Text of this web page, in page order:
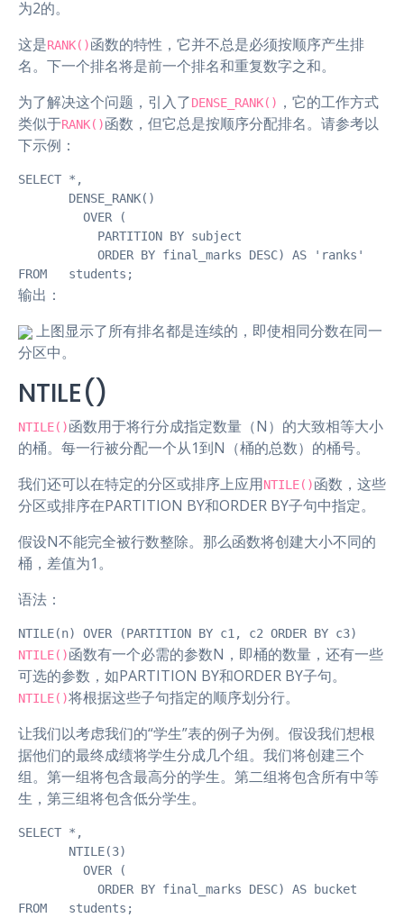
为2的。
这是RANK()函数的特性，它并不总是必须按顺序产生排
名。下一个排名将是前一个排名和重复数字之和。
为了解决这个问题，引入了DENSE_RANK() ，它的工作方式
类似于RANK()函数，但它总是按顺序分配排名。请参考以
下示例：
SELECT *,
       DENSE_RANK()
         OVER (
           PARTITION BY subject
           ORDER BY final_marks DESC) AS 'ranks'
FROM   students;
输出：
上图显示了所有排名都是连续的，即使相同分数在同一
分区中。
NTILE()
NTILE()函数用于将行分成指定数量（N）的大致相等大小
的桶。每一行被分配一个从1到N（桶的总数）的桶号。
我们还可以在特定的分区或排序上应用NTILE()函数，这些
分区或排序在PARTITION BY和ORDER BY子句中指定。
假设N不能完全被行数整除。那么函数将创建大小不同的
桶，差值为1。
语法：
NTILE(n) OVER (PARTITION BY c1, c2 ORDER BY c3)
NTILE()函数有一个必需的参数N，即桶的数量，还有一些
可选的参数，如PARTITION BY和ORDER BY子句。
NTILE()将根据这些子句指定的顺序划分行。
让我们以考虑我们的“学生”表的例子为例。假设我们想根
据他们的最终成绩将学生分成几个组。我们将创建三个
组。第一组将包含最高分的学生。第二组将包含所有中等
生，第三组将包含低分学生。
SELECT *,
       NTILE(3)
         OVER (
           ORDER BY final_marks DESC) AS bucket
FROM   students;